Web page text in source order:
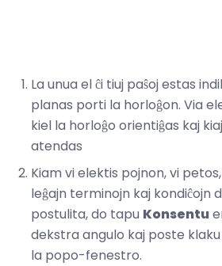
La unua el ĉi tiuj paŝoj estas
planas porti la horloĝon. Via
kiel la horloĝo orientiĝas kaj
atendas
Kiam vi elektis pojnon, vi
leĝajn terminojn kaj kondiĉojn
postulita, do tapu Konsentu
dekstra angulo kaj poste klaku
la popo-fenestro.